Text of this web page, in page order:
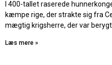
I 400-tallet raserede
kæmpe rige, der strakte sig fra
mægtig krigsherre, der var
Læs mere »